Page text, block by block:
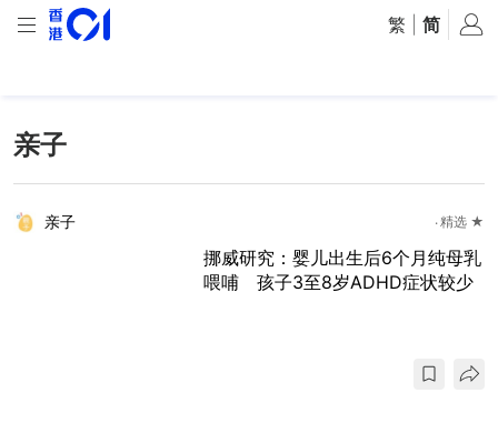
繁 简
亲子
亲子 精选 ★
挪威研究：婴儿出生后6个月纯母乳
喂哺 孩子3至8岁ADHD症状较少